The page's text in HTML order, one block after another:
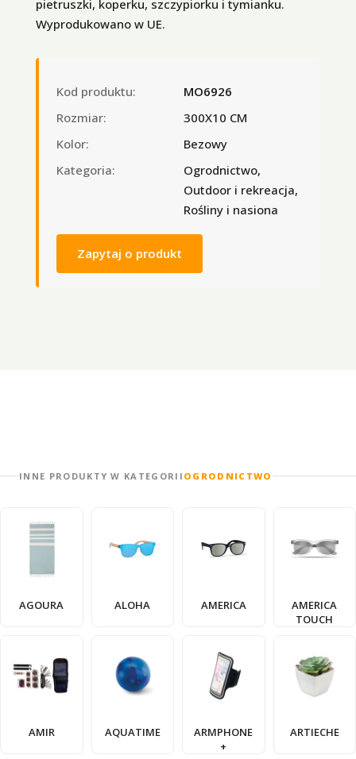
pietruszki, koperku, szczypiorku i tymianku.
Wyprodukowano w UE.
Kod produktu:
MO6926
Rozmiar:
300X10 CM
Kolor:
Bezowy
Kategoria:
Ogrodnictwo,
Outdoor i rekreacja,
Rośliny i nasiona
Zapytaj o produkt
INNE PRODUKTY W KATEGORII OGRODNICTWO
AGOURA ALOHA AMERICA
AMERICA
TOUCH
AMIR AQUATIME
ARMPHONE
+
ARTIECHE